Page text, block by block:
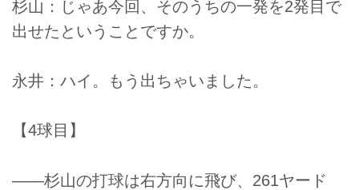
杉山：じゃあ今回、そのうちの一発を2発目で
出せたということですか。
永井：ハイ。もう出ちゃいました。
【4球目】
――杉山の打球は右方向に飛び、261ヤード